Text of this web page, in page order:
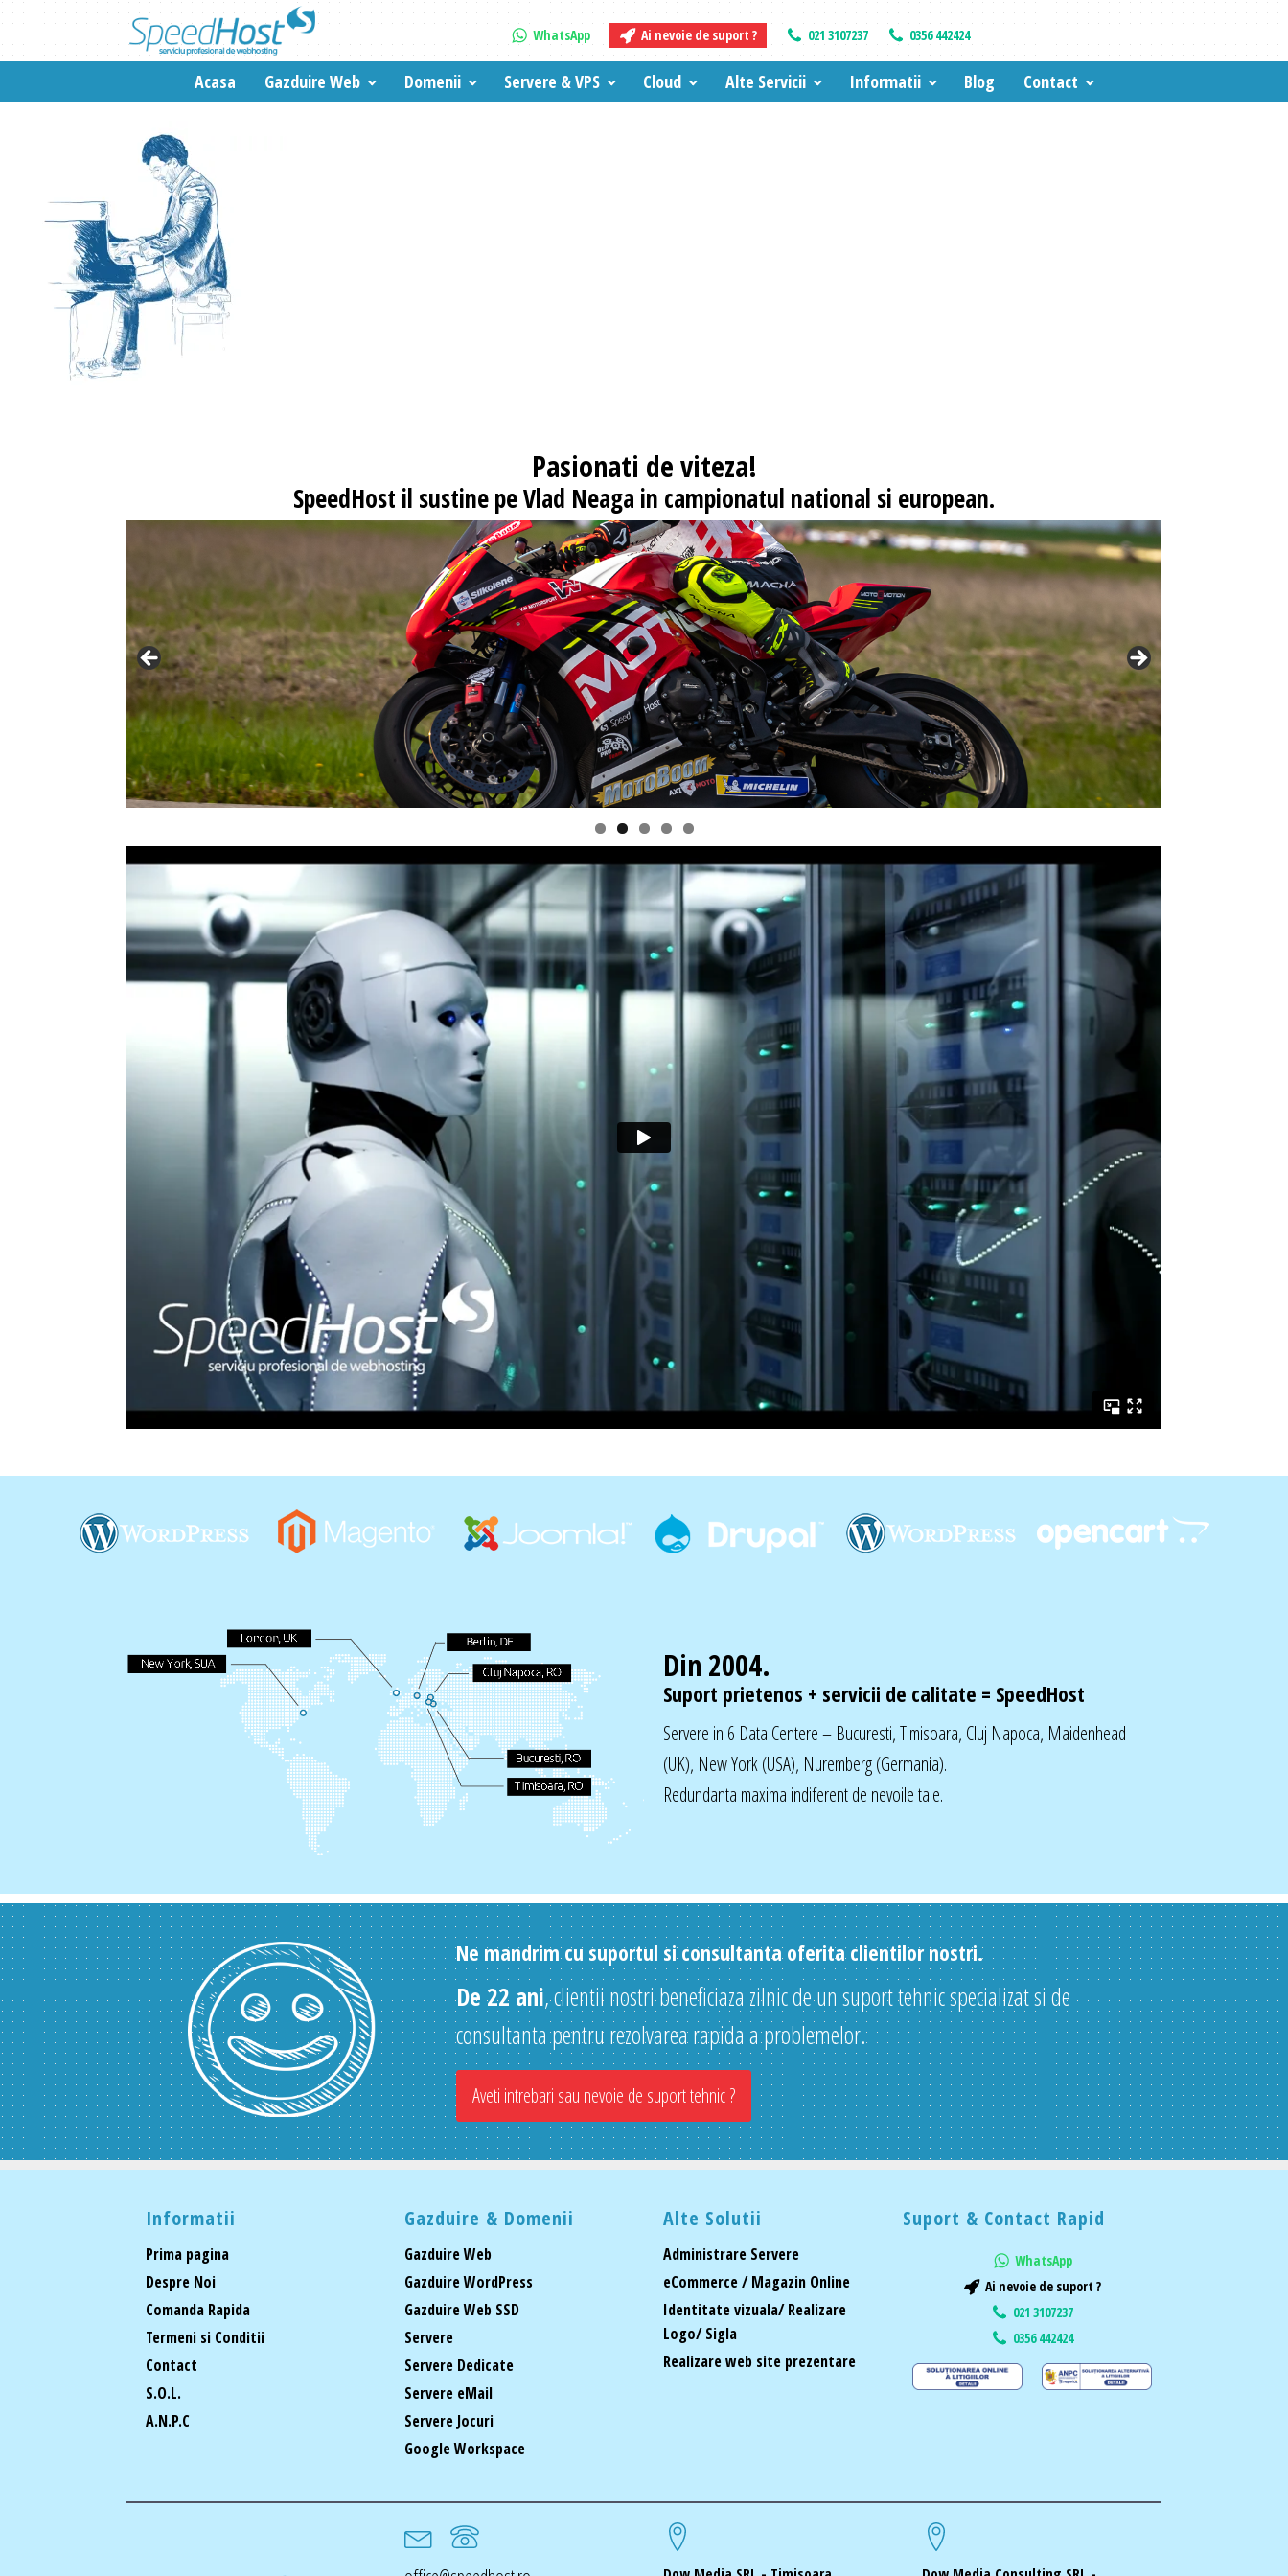
WhatsApp Ai nevoie de suport ? 021 3107237 0356 442424
Acasa Gazduire Web Domenii Servere & VPS Cloud Alte Servicii Informatii Blog Contact
Pasionati de viteza!
SpeedHost il sustine pe Vlad Neaga in campionatul national si european.
Din 2004.
Suport prietenos + servicii de calitate = SpeedHost
Servere in 6 Data Centere – Bucuresti, Timisoara, Cluj Napoca, Maidenhead
(UK), New York (USA), Nuremberg (Germania).
Redundanta maxima indiferent de nevoile tale.
Ne mandrim cu suportul si consultanta oferita clientilor nostri.
De 22 ani, clientii nostri beneficiaza zilnic de un suport tehnic specializat si de
consultanta pentru rezolvarea rapida a problemelor.
Aveti intrebari sau nevoie de suport tehnic ?
Informatii
Prima pagina
Despre Noi
Comanda Rapida
Termeni si Conditii
Contact
S.O.L.
A.N.P.C
Gazduire & Domenii
Gazduire Web
Gazduire WordPress
Gazduire Web SSD
Servere
Servere Dedicate
Servere eMail
Servere Jocuri
Google Workspace
Alte Solutii
Administrare Servere
eCommerce / Magazin Online
Identitate vizuala/ Realizare
Logo/ Sigla
Realizare web site prezentare
Suport & Contact Rapid
WhatsApp
Ai nevoie de suport ?
021 3107237
0356 442424